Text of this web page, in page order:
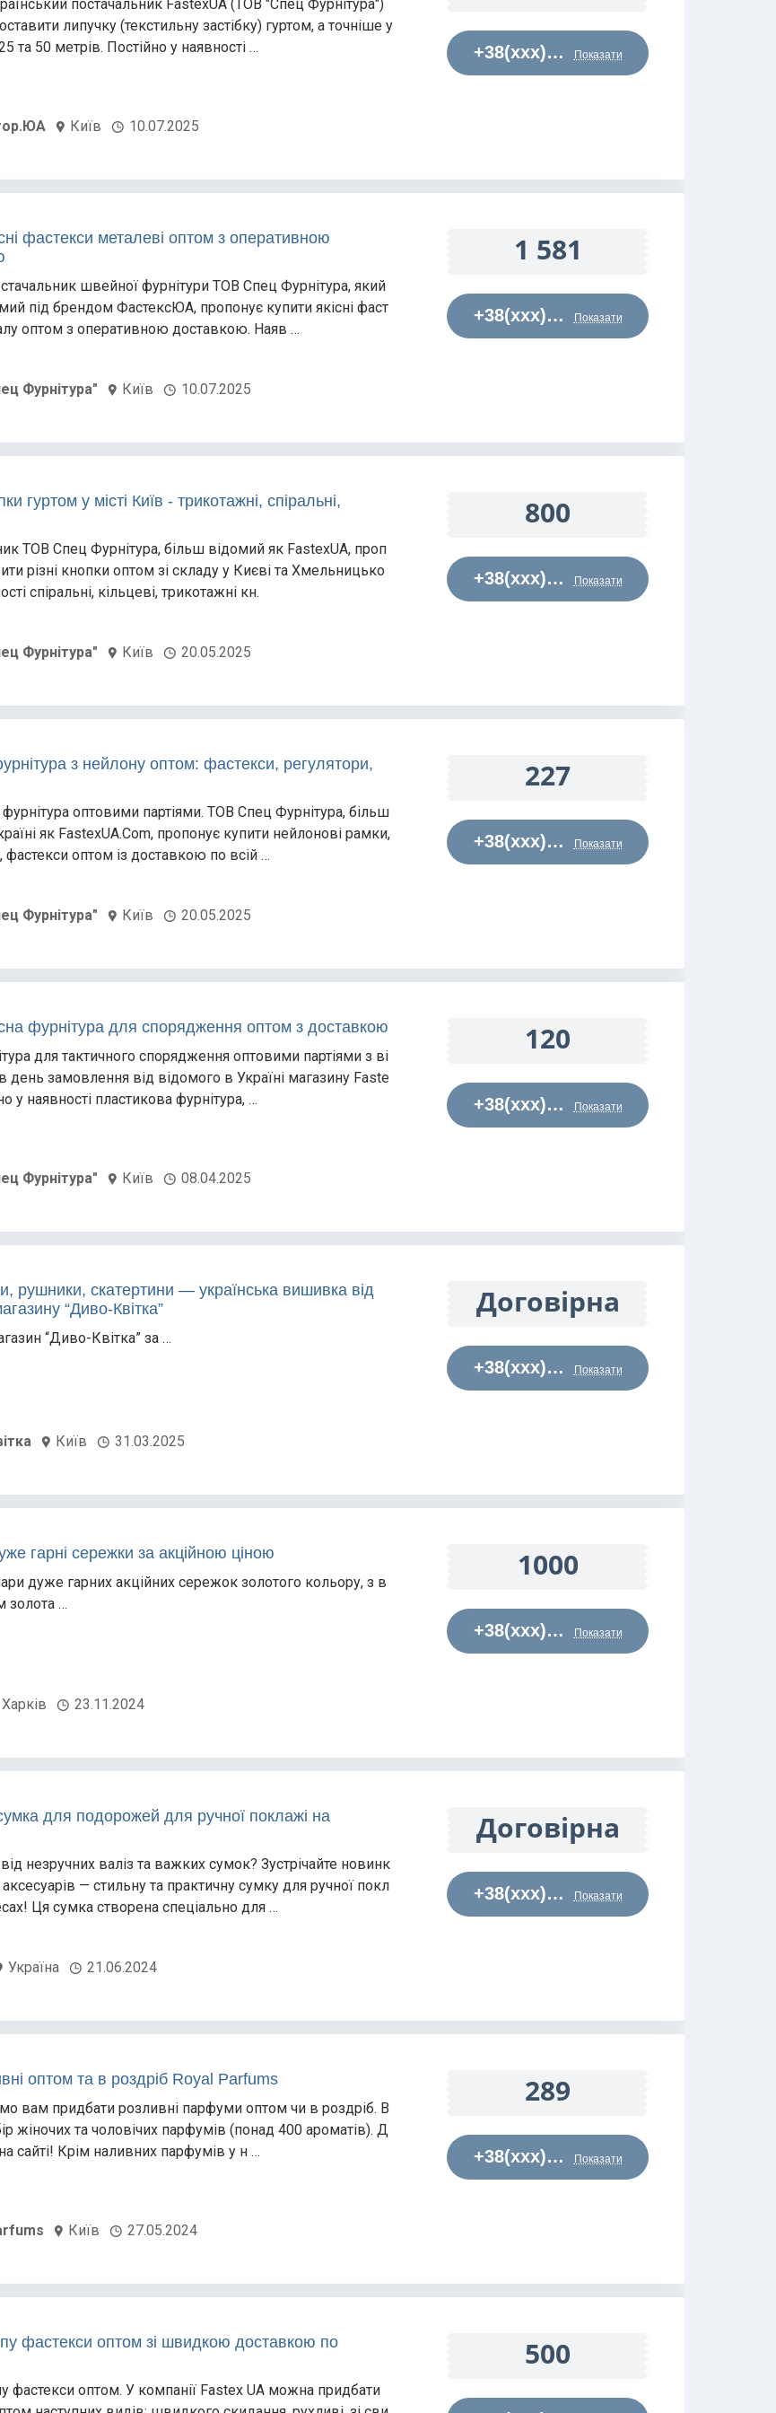
постачальник FastexUA (ТОВ "Спец Фурнітура")
липучку (текстильну застібку) гуртом, а точніше у
та 50 метрів. Постійно у наявності …
Київ 10.07.2025
+38(xxx)… Показати
фастекси металеві оптом з оперативною
швейної фурнітури ТОВ Спец Фурнітура, який
під брендом ФастексЮА, пропонує купити якісні фаст
оптом з оперативною доставкою. Наяв …
Фурнітура" Київ 10.07.2025
1 581
+38(xxx)… Показати
гуртом у місті Київ - трикотажні, спіральні,
ТОВ Спец Фурнітура, більш відомий як FastexUA, проп
різні кнопки оптом зі складу у Києві та Хмельницько
спіральні, кільцеві, трикотажні кн.
Фурнітура" Київ 20.05.2025
800
+38(xxx)… Показати
з нейлону оптом: фастекси, регулятори,
оптовими партіями. ТОВ Спец Фурнітура, більш
як FastexUA.Com, пропонує купити нейлонові рамки,
фастекси оптом із доставкою по всій …
Фурнітура" Київ 20.05.2025
227
+38(xxx)… Показати
фурнітура для спорядження оптом з доставкою
для тактичного спорядження оптовими партіями з ві
замовлення від відомого в Україні магазину Faste
у наявності пластикова фурнітура, …
Фурнітура" Київ 08.04.2025
120
+38(xxx)… Показати
рушники, скатертини — українська вишивка від
“Диво-Квітка”
“Диво-Квітка” за …
Київ 31.03.2025
Договірна
+38(xxx)… Показати
гарні сережки за акційною ціною
дуже гарних акційних сережок золотого кольору, з в
золота …
Харків 23.11.2024
1000
+38(xxx)… Показати
для подорожей для ручної поклажі на
незручних валіз та важких сумок? Зустрічайте новинк
— стильну та практичну сумку для ручної покл
Ця сумка створена спеціально для …
Україна 21.06.2024
Договірна
+38(xxx)… Показати
оптом та в роздріб Royal Parfums
вам придбати розливні парфуми оптом чи в роздріб. В
жіночих та чоловічих парфумів (понад 400 ароматів). Д
сайті! Крім наливних парфумів у н …
Київ 27.05.2024
289
+38(xxx)… Показати
фастекси оптом зі швидкою доставкою по
фастекси оптом. У компанії Fastex UA можна придбати
500